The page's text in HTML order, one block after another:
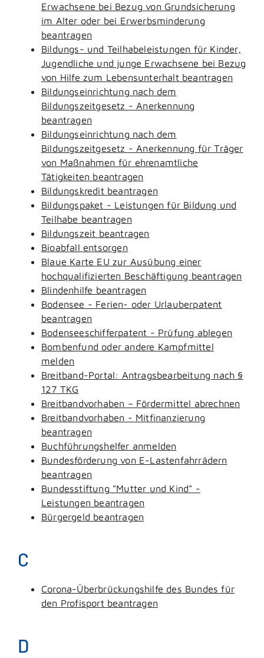
Erwachsene bei Bezug von Grundsicherung
im Alter oder bei Erwerbsminderung
beantragen
Bildungs- und Teilhabeleistungen für Kinder,
Jugendliche und junge Erwachsene bei Bezug
von Hilfe zum Lebensunterhalt beantragen
Bildungseinrichtung nach dem
Bildungszeitgesetz - Anerkennung
beantragen
Bildungseinrichtung nach dem
Bildungszeitgesetz - Anerkennung für Träger
von Maßnahmen für ehrenamtliche
Tätigkeiten beantragen
Bildungskredit beantragen
Bildungspaket - Leistungen für Bildung und
Teilhabe beantragen
Bildungszeit beantragen
Bioabfall entsorgen
Blaue Karte EU zur Ausübung einer
hochqualifizierten Beschäftigung beantragen
Blindenhilfe beantragen
Bodensee - Ferien- oder Urlauberpatent
beantragen
Bodenseeschifferpatent - Prüfung ablegen
Bombenfund oder andere Kampfmittel
melden
Breitband-Portal: Antragsbearbeitung nach §
127 TKG
Breitbandvorhaben – Fördermittel abrechnen
Breitbandvorhaben - Mitfinanzierung
beantragen
Buchführungshelfer anmelden
Bundesförderung von E-Lastenfahrrädern
beantragen
Bundesstiftung "Mutter und Kind" -
Leistungen beantragen
Bürgergeld beantragen
C
Corona-Überbrückungshilfe des Bundes für
den Profisport beantragen
D